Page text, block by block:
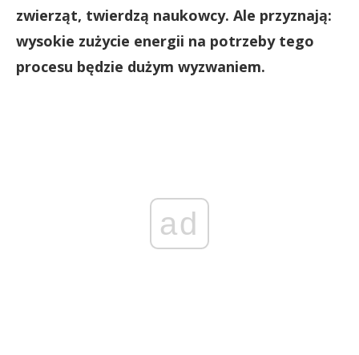
zwierząt, twierdzą naukowcy. Ale przyznają:
wysokie zużycie energii na potrzeby tego
procesu będzie dużym wyzwaniem.
ad